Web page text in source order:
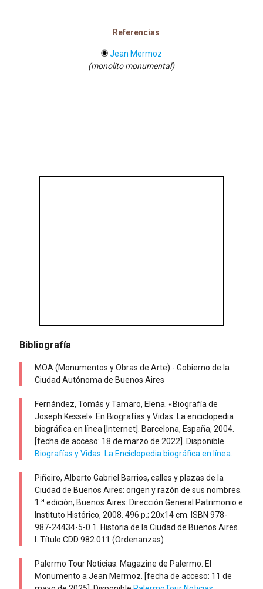
Referencias
Jean Mermoz
(monolito monumental)
Bibliografía
MOA (Monumentos y Obras de Arte) - Gobierno de la
Ciudad Autónoma de Buenos Aires
Fernández, Tomás y Tamaro, Elena. «Biografía de
Joseph Kessel». En Biografías y Vidas. La enciclopedia
biográfica en línea [Internet]. Barcelona, España, 2004.
[fecha de acceso: 18 de marzo de 2022]. Disponible
Biografías y Vidas. La Enciclopedia biográfica en línea.
Piñeiro, Alberto Gabriel Barrios, calles y plazas de la
Ciudad de Buenos Aires: origen y razón de sus nombres.
1.a edición, Buenos Aires: Dirección General Patrimonio e
Instituto Histórico, 2008. 496 p.; 20x14 cm. ISBN 978-
987-24434-5-0 1. Historia de la Ciudad de Buenos Aires.
I. Título CDD 982.011 (Ordenanzas)
Palermo Tour Noticias. Magazine de Palermo. El
Monumento a Jean Mermoz. [fecha de acceso: 11 de